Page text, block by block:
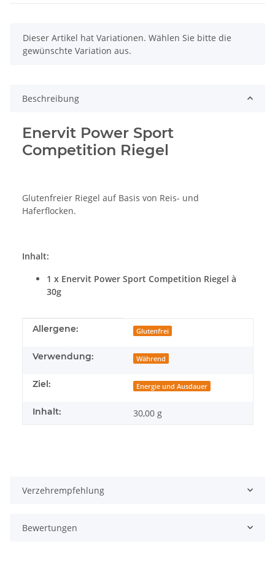
x
Dieser Artikel hat Variationen. Wählen Sie bitte die
gewünschte Variation aus.
Beschreibung
Enervit Power Sport
Competition Riegel
Glutenfreier Riegel auf Basis von Reis- und
Haferflocken.
Inhalt:
1 x Enervit Power Sport Competition Riegel à
30g
Produkteigenschaft
Wert
Allergene: Glutenfrei
Verwendung: Während
Ziel: Energie und Ausdauer
Inhalt: 30,00 g
Verzehrempfehlung
Bewertungen